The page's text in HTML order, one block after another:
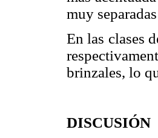
muy
En las clases
brinzales, lo
DISCUSIÓN